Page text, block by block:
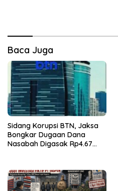
Baca Juga
Sidang Korupsi BTN, Jaksa
Bongkar Dugaan Dana
Nasabah Digasak Rp4.67